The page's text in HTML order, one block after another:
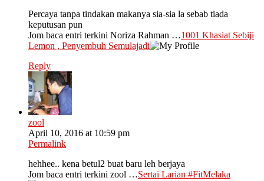
Percaya tanpa tindakan makanya sia-sia la sebab tiada
keputusan pun
Jom baca entri terkini Noriza Rahman …1001 Khasiat Sebiji
Lemon , Penyembuh Semulajadi
Reply
zool
April 10, 2016 at 10:59 pm
Permalink
hehhee.. kena betul2 buat baru leh berjaya
Jom baca entri terkini zool …Sertai Larian #FitMelaka